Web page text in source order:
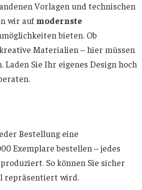
Vorlagen und technischen
wir aufmodernste
bieten. Ob
Materialien – hier müssen
Sie Ihr eigenes Design hoch
Bestellung eine
Exemplare bestellen – jedes
So können Sie sicher
repräsentiert wird.